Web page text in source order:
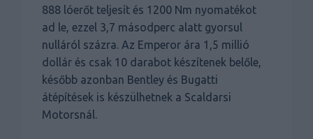
888 lóerőt teljesít és 1200 Nm nyomatékot
ad le, ezzel 3,7 másodperc alatt gyorsul
nulláról százra. Az Emperor ára 1,5 millió
dollár és csak 10 darabot készítenek belőle,
később azonban Bentley és Bugatti
átépítések is készülhetnek a Scaldarsi
Motorsnál.